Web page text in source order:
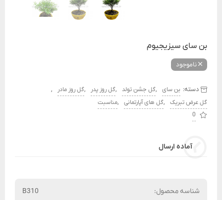
بن سای سیزیجیوم
ناموجود
دسته: بن سای ,گل جشن تولد ,گل روز پدر ,گل روز مادر ,
گل عرض تبریک ,گل های آپارتمانی ,مناسبت
0
آماده ارسال
شناسه محصول: B310